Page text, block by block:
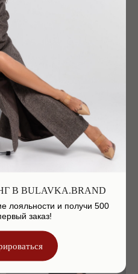
Жилет в мужском стиле
BULAVKA.BRAND
лояльности и получи 500
заказ!